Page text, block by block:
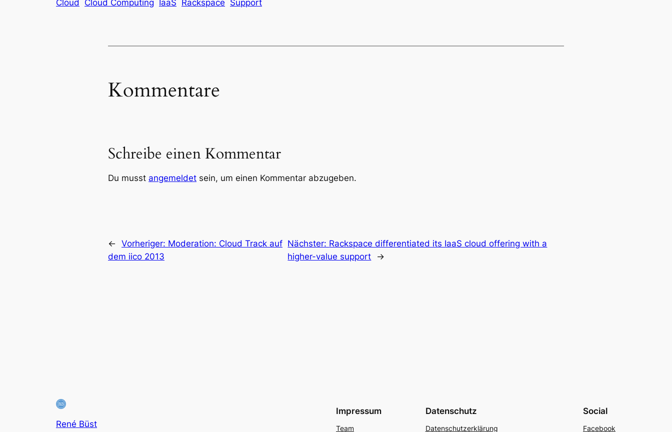
Cloud Cloud Computing IaaS Rackspace Support
Kommentare
Schreibe einen Kommentar
Du musst angemeldet sein, um einen Kommentar abzugeben.
← Vorheriger: Moderation: Cloud Track auf
dem iico 2013
Nächster: Rackspace differentiated its IaaS cloud offering with a
higher-value support
→
René Büst
Impressum
Team
Datenschutz
Datenschutzerklärung
Social
Facebook